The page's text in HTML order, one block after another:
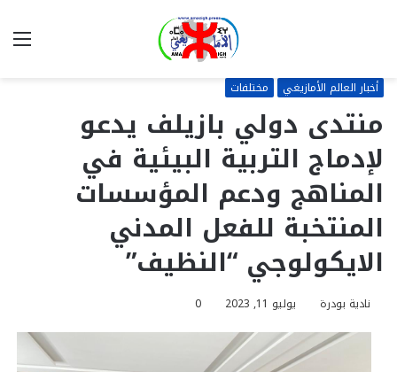
أخبار العالم الأمازيغي مختلفات
منتدى دولي بازيلف يدعو
لإدماج التربية البيئية في
المناهج ودعم المؤسسات
المنتخبة للفعل المدني
الايكولوجي “النظيف”
نادية بودرة يوليو 11, 2023 0